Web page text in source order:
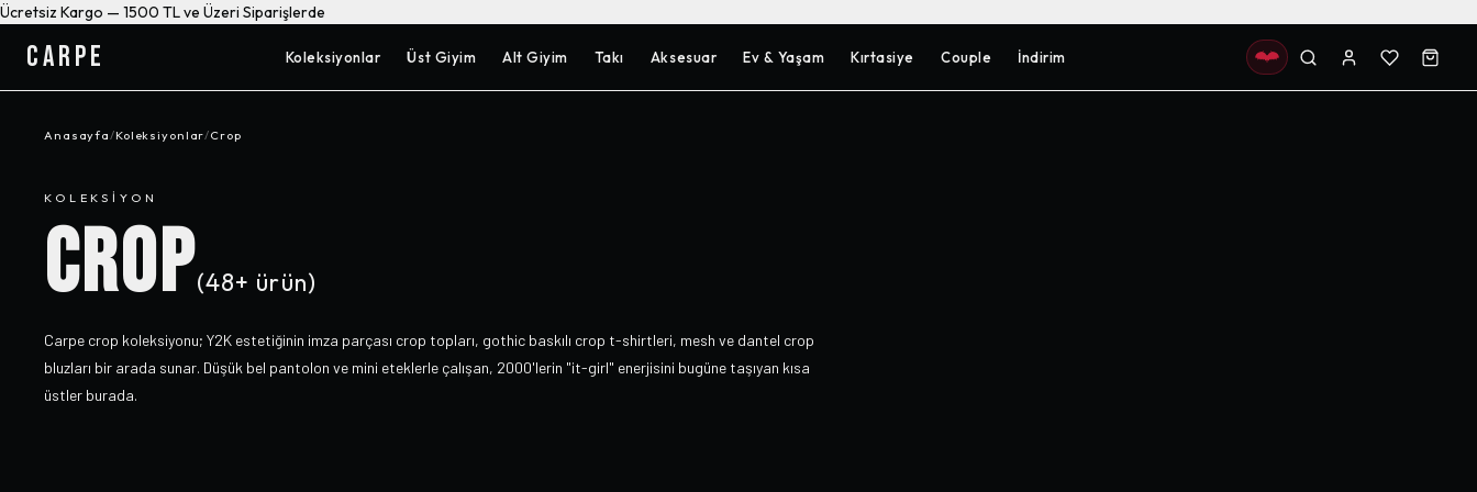
Ücretsiz Kargo — 1500 TL ve Üzeri Siparişlerde
CARPE Koleksiyonlar Üst Giyim Alt Giyim Takı Aksesuar Ev & Yaşam Kırtasiye Couple İndirim
Anasayfa/Koleksiyonlar/Crop
KOLEKSIYON
CROP(48+ ürün)
Carpe crop koleksiyonu; Y2K estetiğinin imza parçası crop topları, gothic baskılı crop t-shirtleri, mesh ve dantel crop
bluzları bir arada sunar. Düşük bel pantolon ve mini eteklerle çalışan, 2000'lerin "it-girl" enerjisini bugüne taşıyan kısa
üstler burada.